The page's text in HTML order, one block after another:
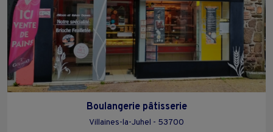
Boulangerie pâtisserie
Villaines-la-Juhel - 53700